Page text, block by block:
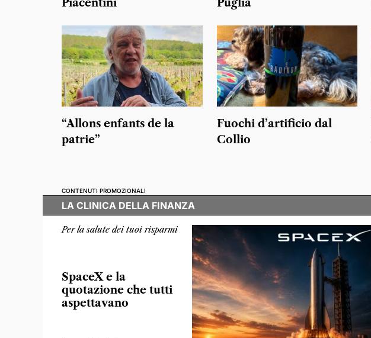
Piacentini
Puglia
“Allons enfants de la
patrie”
Fuochi d’artificio dal
Collio
CONTENUTI PROMOZIONALI
LA CLINICA DELLA FINANZA
Per la salute dei tuoi risparmi
SpaceX e la
quotazione che tutti
aspettavano